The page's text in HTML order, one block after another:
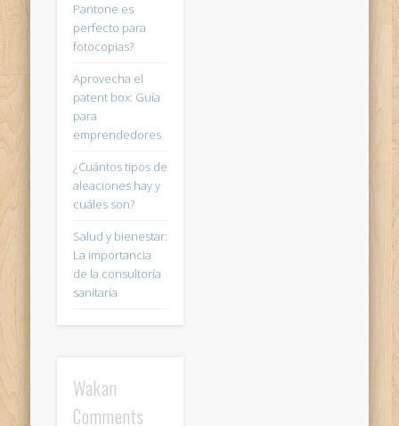
Pantone es
perfecto para
fotocopias?
Aprovecha el
patent box: Guía
para
emprendedores
¿Cuántos tipos de
aleaciones hay y
cuáles son?
Salud y bienestar:
La importancia
de la consultoría
sanitaria
Wakan
Comments